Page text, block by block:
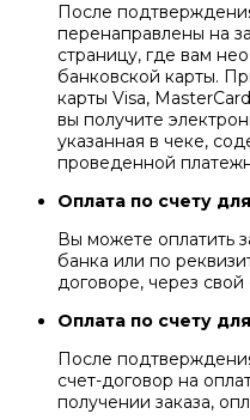
После
перенаправлены на
страницу, где вам
банковской карты.
карты Visa,
вы получите
указанная в чеке,
проведенной
Оплата по счету
Вы можете оплатить
банка или по
договоре, через
Оплата по счету
После
счет-договор на
получении заказа,